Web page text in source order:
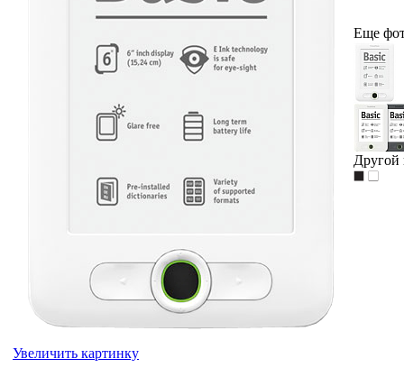
Увеличить картинку
Еще
Другой